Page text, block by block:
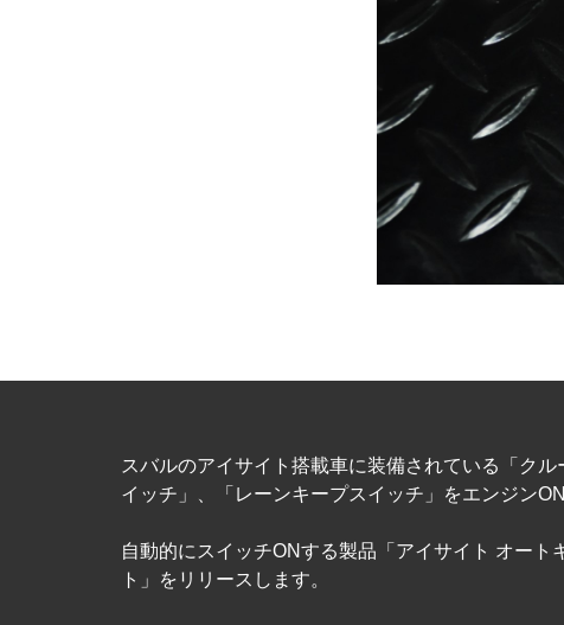
スバルのアイサイト搭載車に装備されている「クル
イッチ」、「レーンキープスイッチ」をエンジン
自動的にスイッチONする製品「アイサイト オート
ト」をリリースします。